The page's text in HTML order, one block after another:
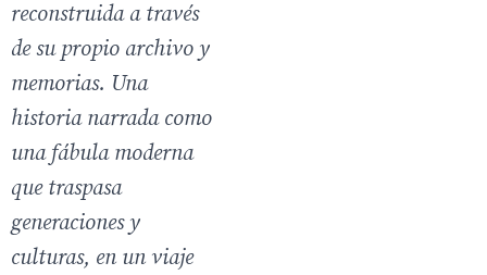
reconstruida a través
de su propio archivo y
memorias. Una
historia narrada como
una fábula moderna
que traspasa
generaciones y
culturas, en un viaje